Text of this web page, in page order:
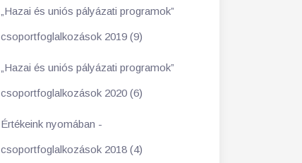
„Hazai és uniós pályázati programok”
csoportfoglalkozások 2019 (9)
„Hazai és uniós pályázati programok”
csoportfoglalkozások 2020 (6)
Értékeink nyomában -
csoportfoglalkozások 2018 (4)